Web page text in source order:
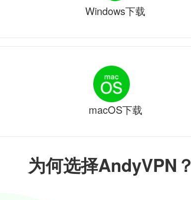
为何选择AndyVPN？
Windows下载
macOS下载